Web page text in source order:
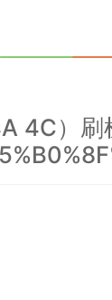
4C）